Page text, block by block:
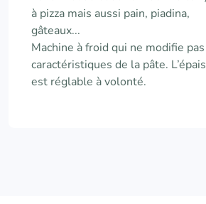
à pizza mais aussi pain, piadina,
gâteaux...
Machine à froid qui ne modifie
caractéristiques de la pâte.
est réglable à volonté.